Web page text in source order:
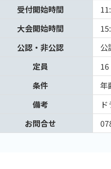
受付開始時間
大会開始時間
公認・非公認
公
定員
16
条件
年
備考
お問合せ